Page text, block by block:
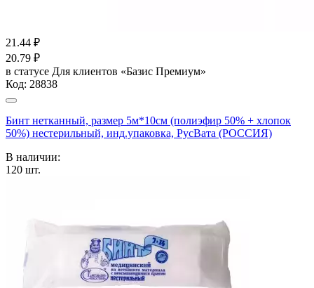
21.44 ₽
20.79 ₽
в статусе Для клиентов «Базис Премиум»
Код: 28838
Бинт нетканный, размер 5м*10см (полиэфир 50% + хлопок
50%) нестерильный, инд.упаковка, РусВата (РОССИЯ)
В наличии:
120 шт.